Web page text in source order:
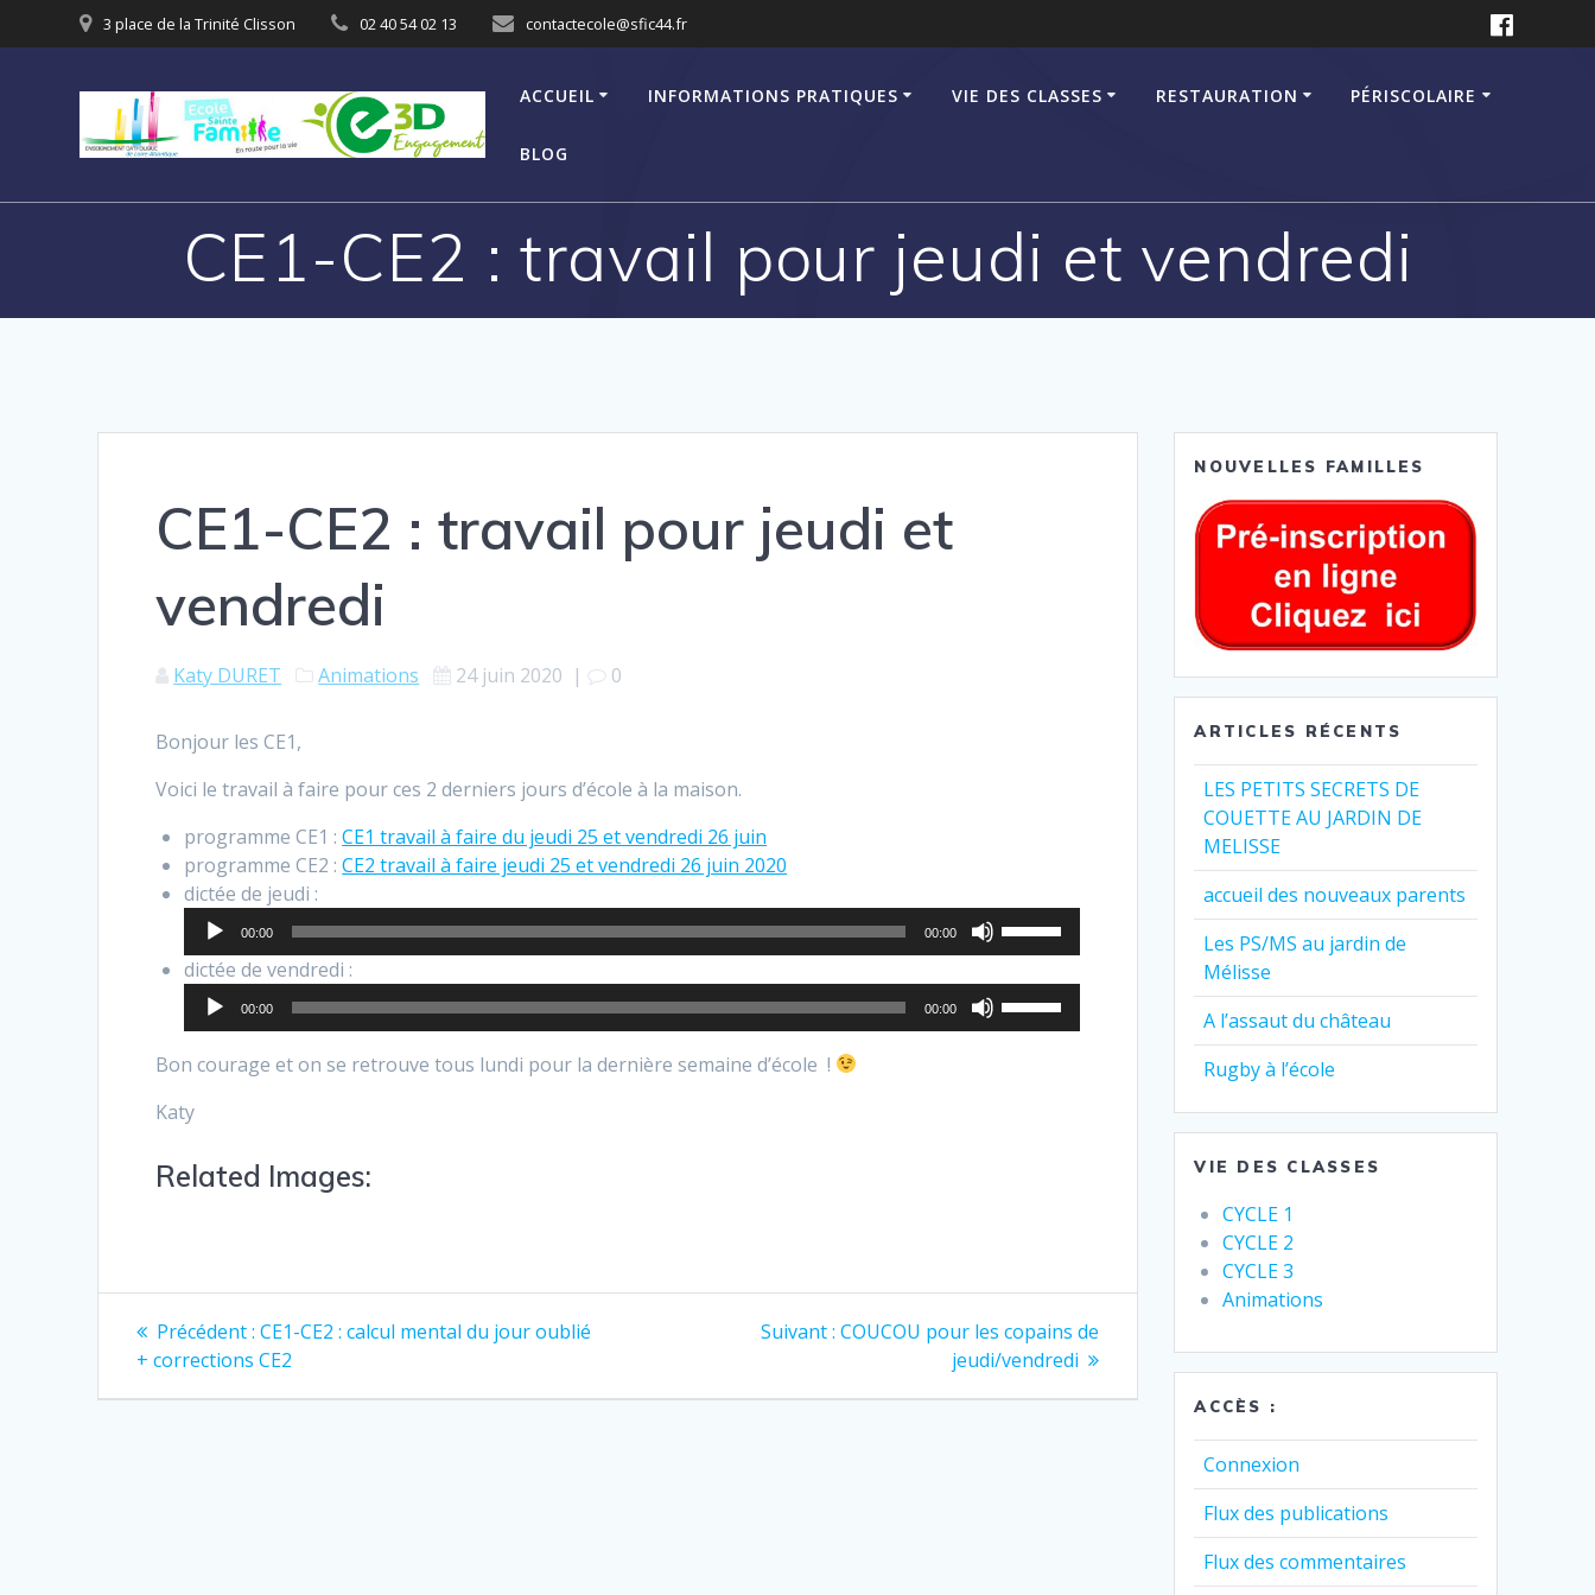
3 place de la Trinité Clisson 02 40 54 02 13 contactecole@sfic44.fr
ACCUEIL INFORMATIONS PRATIQUES VIE DES CLASSES RESTAURATION PÉRISCOLAIRE
BLOG
CE1-CE2 : travail pour jeudi et vendredi
CE1-CE2 : travail pour jeudi et
vendredi
Katy DURET Animations 24 juin 2020 | 0
Bonjour les CE1,
Voici le travail à faire pour ces 2 derniers jours d’école à la maison.
programme CE1 :CE1 travail à faire du jeudi 25 et vendredi 26 juin
programme CE2 :CE2 travail à faire jeudi 25 et vendredi 26 juin 2020
dictée de jeudi :
audio
00:00 00:00
haut/bas
pour
dictée de vendredi :
audio
00:00 00:00
Bon courage et on se retrouve tous lundi pour la dernière semaine d’école !
Katy
Related Images:
Précédent : CE1-CE2 : calcul mental du jour oublié
+ corrections CE2
Suivant : COUCOU pour les copains de
jeudi/vendredi
NOUVELLES FAMILLES
ARTICLES RÉCENTS
LES PETITS SECRETS DE
COUETTE AU JARDIN DE
MELISSE
accueil des nouveaux parents
Les PS/MS au jardin de
Mélisse
A l’assaut du château
Rugby à l’école
VIE DES CLASSES
CYCLE 1
CYCLE 2
CYCLE 3
Animations
ACCÈS :
Connexion
Flux des publications
Flux des commentaires